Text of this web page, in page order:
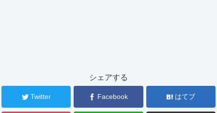
シェアする
Twitter Facebook はてブ